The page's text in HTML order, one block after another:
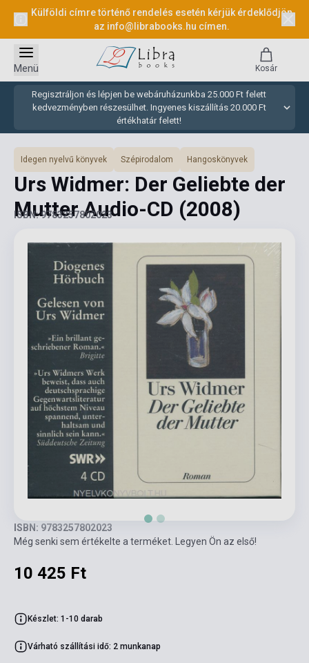
Külföldi címre történő rendelés esetén kérjük érdeklődjön
az info@librabooks.hu címen.
Regisztráljon és lépjen be webáruházunkba 25.000 Ft felett
kedvezményben részesülhet. Ingyenes kiszállítás 20.000 Ft
értékhatár felett!
Menü Kosár
Idegen nyelvű könyvek Szépirodalom Hangoskönyvek
Urs Widmer: Der Geliebte der
Mutter Audio-CD (2008)
ISBN: 9783257802023
ISBN: 9783257802023
Még senki sem értékelte a terméket. Legyen Ön az első!
10 425 Ft
Készlet: 1-10 darab
Várható szállítási idő: 2 munkanap